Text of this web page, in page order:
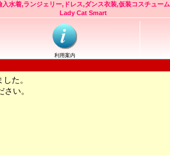
入水着,ランジェリー,ドレス,ダンス衣装,仮装コスチューム
Lady Cat Smart
利用案内
た。
い。